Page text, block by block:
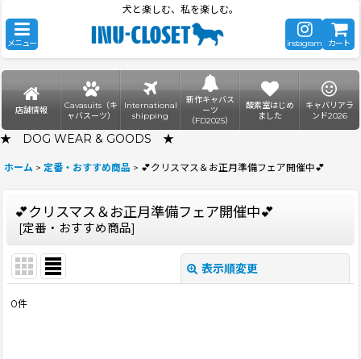
犬と楽しむ、私を楽しむ。
メニュー instagram カート
店舗情報
Cavasuits（キ
ャバスーツ）
International
shipping
新作キャバス
ーツ
（FD2025）
酸素室はじめ
ました
キャバリアラ
ンド2026
★ DOG WEAR & GOODS ★
ホーム > 定番・おすすめ商品 > 💕クリスマス＆お正月準備フェア開催中💕
💕クリスマス＆お正月準備フェア開催中💕
[定番・おすすめ商品]
表示順変更
0件